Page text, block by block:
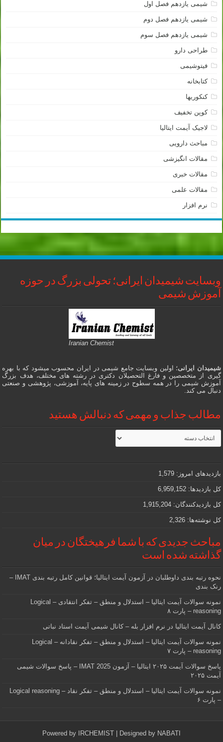
شیمی یازدهم فصل اول
شیمی یازدهم فصل دوم
شیمی یازدهم فصل سوم
طراحی دارو
فیتوشیمی
کتابخانه
کنکوریها
کوپن تخفیف
لاجیک آیمت ایتالیا
مباحث دارویی
مقالات انگیزشی
مقالات خبری
مقالات علمی
نرم افزار
وبسایت شیمیدان ایرانی؛ تحولی بزرگ در حوزه
آموزش شیمی
Iranian Chemist
شیمیدان ایرانی؛ اولین وبسایت جامع شیمی در ایران محسوب میشود که با بهره
گیری از متخصصین و فارغ التحصیلان دکتری در رشته های مختلف، هدف بزرگ
آموزش شیمی را در همه سطوح در زمینه های پایه، آموزشی، پژوهشی و صنعتی
دنبال می کند.
مطالب جذاب و مهمی که دنبالش هستید
مطالب
جذاب
و
که
دنبالش
هستید
بازدیدهای امروز:1,579
کل بازدیدها:6,959,152
کل بازدیدکنند‌گان:1,915,204
کل نوشته‌ها:2,326
مباحث جدیدی که با شما فرهیختگان در میان
گذاشته شده است
نحوه رتبه بندی داوطلبان در آزمون آیمت ایتالیا؛ قوانین کامل رتبه بندی IMAT –
رنک بندی
نمونه سوالات آیمت ایتالیا – استدلال و منطق – تفکر انتقادی – Logical
reasoning – پارت ۸
کانال آیمت ایتالیا در نرم افزار بله – کانال شیمی آیمت استاد نباتی
نمونه سوالات آیمت ایتالیا – استدلال و منطق – تفکر نقادانه – Logical
reasoning – پارت ۷
پاسخ سوالات آیمت ۲۰۲۵ ایتالیا – آزمون IMAT 2025 – پاسخ سوالات شیمی
آیمت ۲۰۲۵
نمونه سوالات آیمت ایتالیا – استدلال و منطق – تفکر نقاد – Logical reasoning
– پارت ۶
Powered by IRCHEMIST | Designed by NABATI